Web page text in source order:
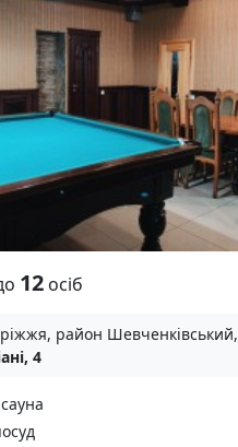
12 осіб
район Шевченківський,
4